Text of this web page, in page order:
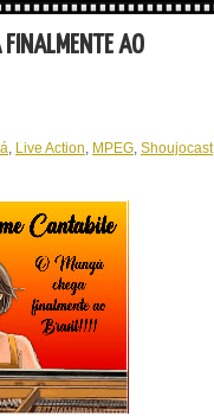
FINALMENTE AO
, Live Action, MPEG, Shoujocast